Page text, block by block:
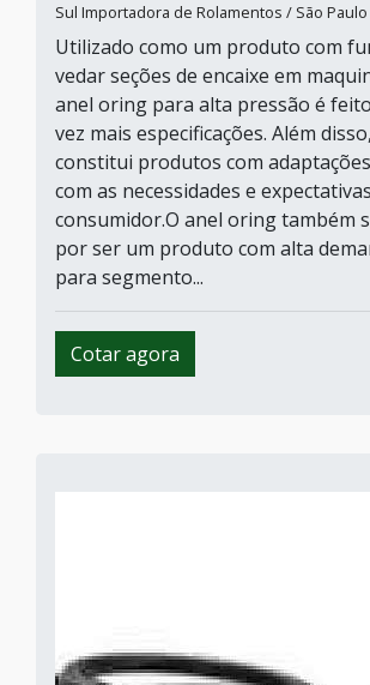
Sul Importadora de Rolamentos / São Paulo
Utilizado como um produto com
vedar seções de encaixe em
anel oring para alta pressão é
vez mais especificações. Além
constitui produtos com
com as necessidades e
consumidor.O anel oring também
por ser um produto com alta
para segmento...
Cotar agora